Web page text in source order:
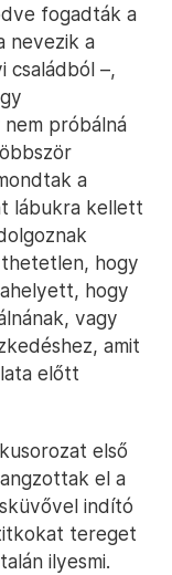
fogadták a
nevezik a
családból –,
próbálná
a
lábukra kellett
hogy
hogy
vagy
amit
előtt
első
el a
indító
tereget
ilyesmi.